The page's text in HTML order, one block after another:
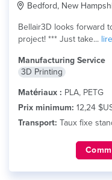
Bedford, New
Bellair3D looks forward
project! *** Just take...
Manufacturing Service
3D Printing
Matériaux : PLA, PETG
Prix minimum: 12,24
Transport: Taux fixe